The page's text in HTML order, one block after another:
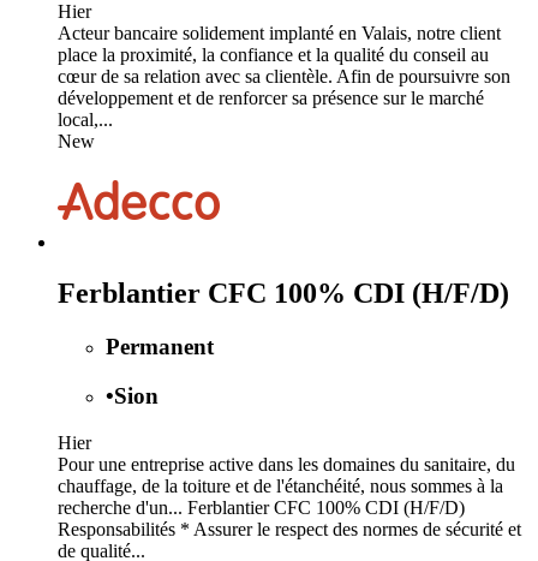
Hier
Acteur bancaire solidement implanté en Valais, notre client
place la proximité, la confiance et la qualité du conseil au
cœur de sa relation avec sa clientèle. Afin de poursuivre son
développement et de renforcer sa présence sur le marché
local,...
New
Ferblantier CFC 100% CDI (H/F/D)
Permanent
•Sion
Hier
Pour une entreprise active dans les domaines du sanitaire, du
chauffage, de la toiture et de l'étanchéité, nous sommes à la
recherche d'un... Ferblantier CFC 100% CDI (H/F/D)
Responsabilités * Assurer le respect des normes de sécurité et
de qualité...